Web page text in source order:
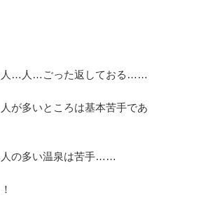
…人…ごった返しておる……
が多いところは基本苦手であ
人の多い温泉は苦手……